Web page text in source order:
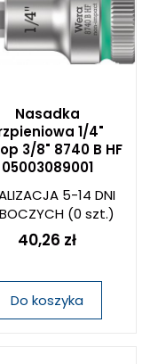
Nasadka
1/4"
3/8" 8740 B HF
05003089001
5-14 DNI
(0 szt.)
40,26 zł
Do koszyka